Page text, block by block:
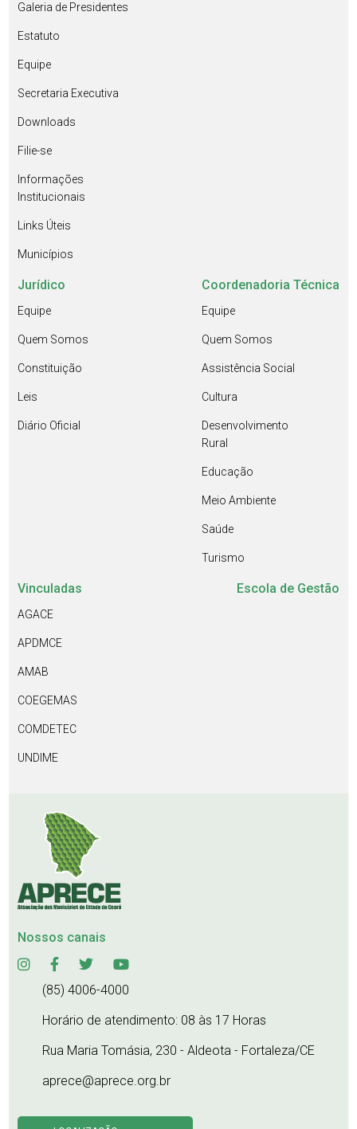
Galeria de Presidentes
Estatuto
Equipe
Secretaria Executiva
Downloads
Filie-se
Informações
Institucionais
Links Úteis
Municípios
Jurídico
Equipe
Quem Somos
Constituição
Leis
Diário Oficial
Coordenadoria Técnica
Equipe
Quem Somos
Assistência Social
Cultura
Desenvolvimento
Rural
Educação
Meio Ambiente
Saúde
Turismo
Vinculadas
AGACE
APDMCE
AMAB
COEGEMAS
COMDETEC
UNDIME
Escola de Gestão
Nossos canais
(85) 4006-4000
Horário de atendimento: 08 às 17 Horas
Rua Maria Tomásia, 230 - Aldeota - Fortaleza/CE
aprece@aprece.org.br